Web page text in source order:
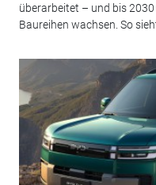
überarbeitet – und bis
Baureihen wachsen. So